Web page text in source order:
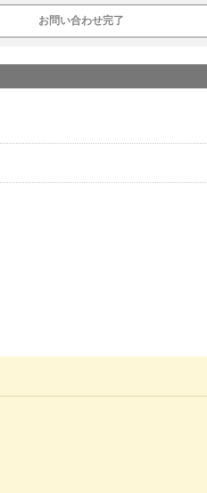
お問い合わせ完了